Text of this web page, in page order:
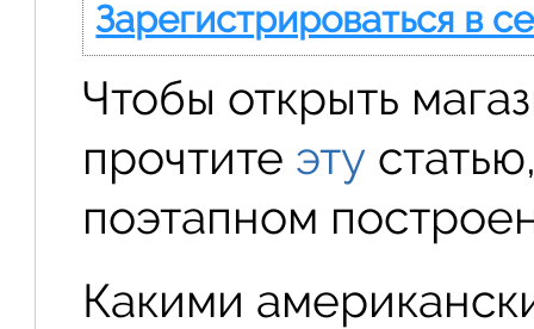
Зарегистрироваться в
Чтобы открыть
прочтите эту
поэтапном
Какими